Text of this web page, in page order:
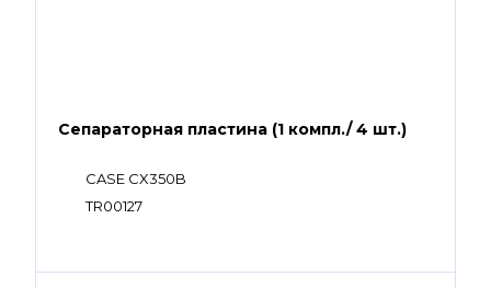
Сепараторная пластина (1 компл./ 4 шт.)
CASE CX350B
TR00127